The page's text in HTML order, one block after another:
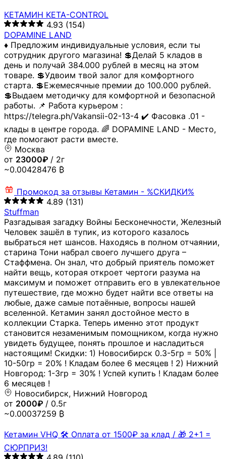
КЕТАМИН KETA-CONTROL
4.93 (154)
DOPAMINE LAND
♦️ Предложим индивидуальные условия, если ты
сотрудник другого магазина! 💲Делай 5 кладов в
день и получай 384.000 рублей в месяц на этом
товаре. 💲Удвоим твой залог для комфортного
старта. 💲Ежемесячные премии до 100.000 рублей.
💲Выдаем методичку для комфортной и безопасной
работы. 📌 Работа курьером :
https://telegra.ph/Vakansii-02-13-4 ✔️ Фасовка .01 -
клады в центре города. 🌈 DOPAMINE LAND - Место,
где помогают расти вместе.
Москва
от 23000₽ / 2г
~0.00428476 ₿
Промокод за отзывы Кетамин - %СКИДКИ%
4.89 (131)
Stuffman
Разгадывая загадку Войны Бесконечности, Железный
Человек зашёл в тупик, из которого казалось
выбраться нет шансов. Находясь в полном отчаянии,
старина Тони набрал своего лучшего друга –
Стаффмена. Он знал, что добрый приятель поможет
найти вещь, которая откроет чертоги разума на
максимум и поможет отправить его в увлекательное
путешествие, где можно будет найти все ответы на
любые, даже самые потаённые, вопросы нашей
вселенной. Кетамин занял достойное место в
коллекции Старка. Теперь именно этот продукт
становится незаменимым помощником, когда нужно
увидеть будущее, понять прошлое и насладиться
настоящим! Скидки: 1) Новосибирск 0.3-5гр = 50% |
10-50гр = 20% ! Кладам более 6 месяцев ! 2) Нижний
Новгород: 1-3гр = 30% ! Успей купить ! Кладам более
6 месяцев !
Новосибирск, Нижний Новгород
от 2000₽ / 0.5г
~0.00037259 ₿
Кетамин VHQ 🛠 Оплата от 1500₽ за клад / 🎁 2+1 =
СЮРПРИЗ!